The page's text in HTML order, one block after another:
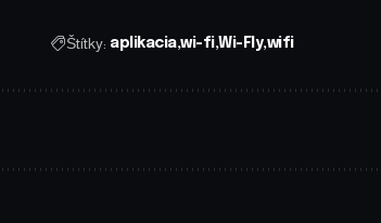
Štítky: aplikacia wi-fi Wi-Fly wifi